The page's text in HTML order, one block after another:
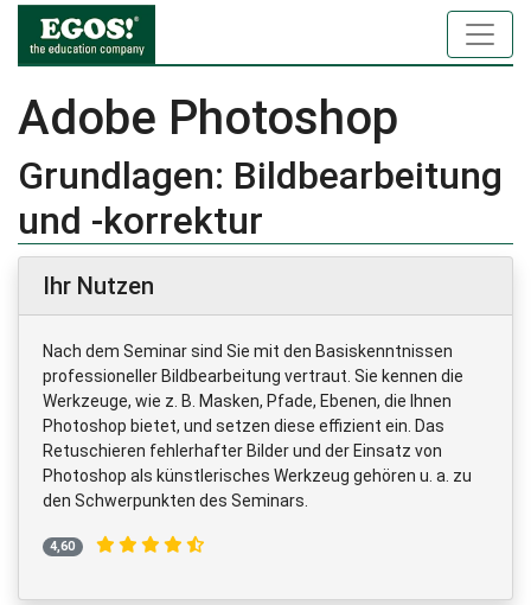
Adobe Photoshop
Grundlagen: Bildbearbeitung
und -korrektur
Ihr Nutzen
Nach dem Seminar sind Sie mit den Basiskenntnissen
professioneller Bildbearbeitung vertraut. Sie kennen die
Werkzeuge, wie z. B. Masken, Pfade, Ebenen, die Ihnen
Photoshop bietet, und setzen diese effizient ein. Das
Retuschieren fehlerhafter Bilder und der Einsatz von
Photoshop als künstlerisches Werkzeug gehören u. a. zu
den Schwerpunkten des Seminars.
4,60